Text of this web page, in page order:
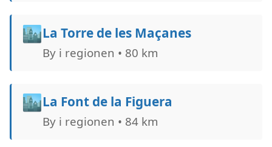
🏙️La Torre de les Maçanes
By i regionen • 80 km
🏙️La Font de la Figuera
By i regionen • 84 km